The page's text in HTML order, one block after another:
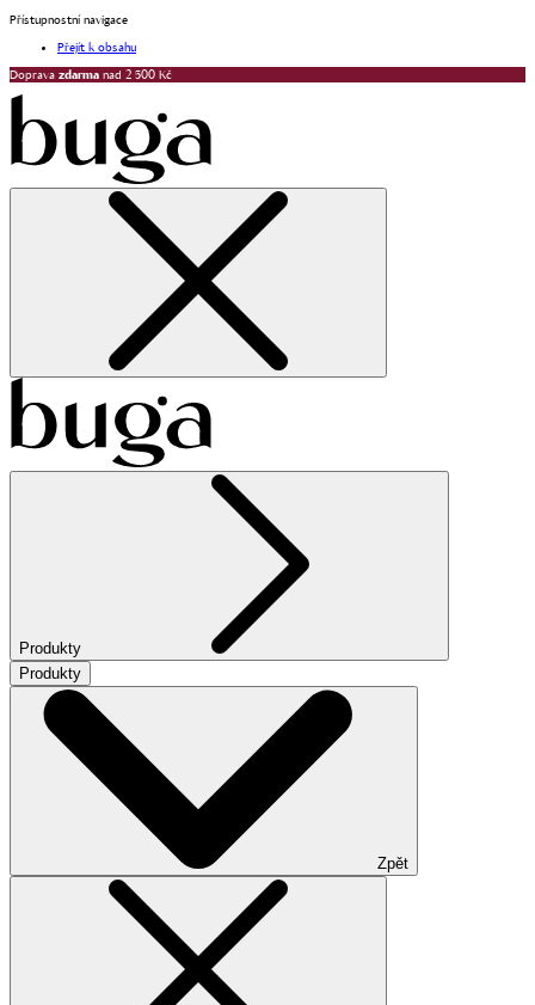
Přístupnostní navigace
Přejít k obsahu
Doprava zdarma nad 2 500 Kč
Produkty
Produkty
Zpět